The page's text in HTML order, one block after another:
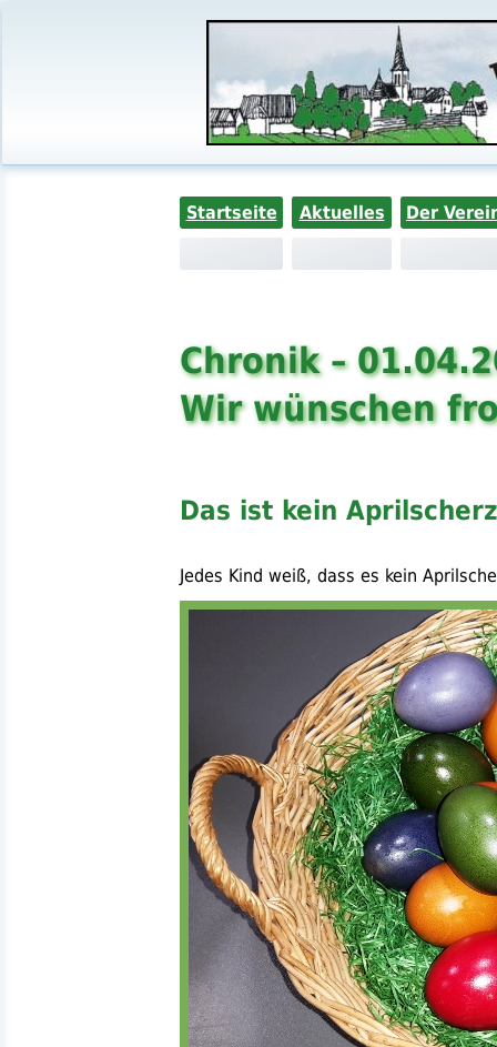
Startseite Aktuelles Der
Chronik –
Wir wünschen
Das ist kein
Jedes Kind weiß, dass es kein